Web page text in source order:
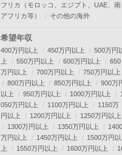
フリカ（モロッコ、エジプト、UAE、南
アフリカ等）
その他の海外
希望年収
400万円以上 450万円以上
500万円
上
550万円以上 600万円以上
650
万円以上
700万円以上
750万円以上
800万円以上
850万円以上
900万
以上
950万円以上 1000万円以上
1
050万円以上
1100万円以上
1150万
円以上
1200万円以上
1250万円以上
1300万円以上
1350万円以上
1400
万円以上
1450万円以上
1500万円以
上
1550万円以上 1600万円以上